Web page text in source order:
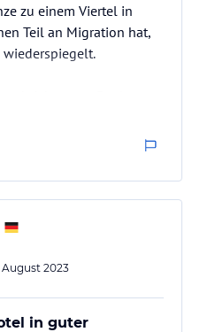
zu einem Viertel in
Teil an Migration hat,
bedingt?) bemüht sich
Zimmer evtl. Frei wäre.
im Hotel gelagert
15Uhr eine lange Check
von 30min.
August 2023
in guter